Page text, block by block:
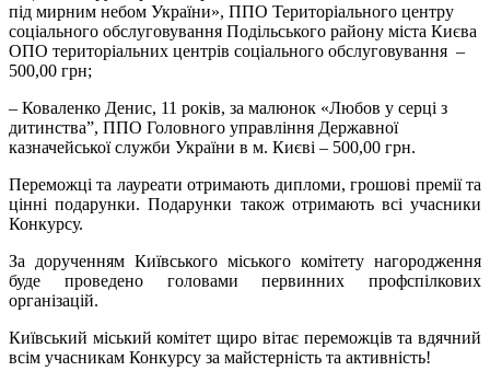
під мирним небом України», ППО Територіального центру
соціального обслуговування Подільського району міста Києва
ОПО територіальних центрів соціального обслуговування –
500,00 грн;
– Коваленко Денис, 11 років, за малюнок «Любов у серці з
дитинства”, ППО Головного управління Державної
казначейської служби України в м. Києві – 500,00 грн.
Переможці та лауреати отримають дипломи, грошові премії та
цінні подарунки. Подарунки також отримають всі учасники
Конкурсу.
За дорученням Київського міського комітету нагородження
буде проведено головами первинних профспілкових
організацій.
Київський міський комітет щиро вітає переможців та вдячний
всім учасникам Конкурсу за майстерність та активність!